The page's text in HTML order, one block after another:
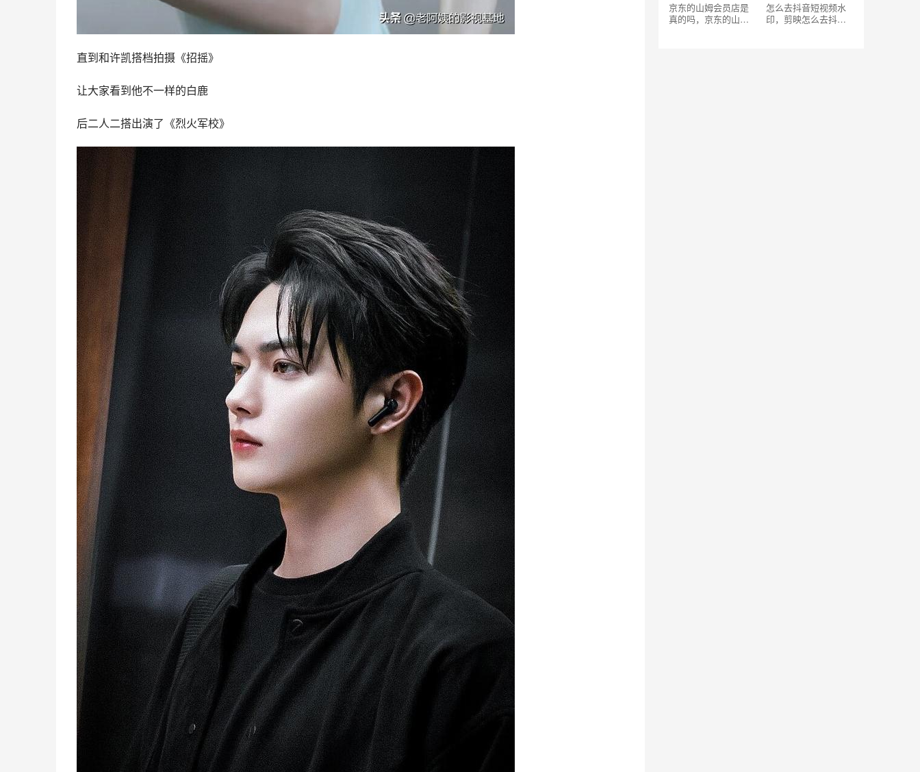
直到和许凯搭档拍摄《招摇》
让大家看到他不一样的白鹿
后二人二搭出演了《烈火军校》
京东的山姆会员店是
真的吗，京东的山姆
怎么去抖音短视频水
印，剪映怎么去抖音